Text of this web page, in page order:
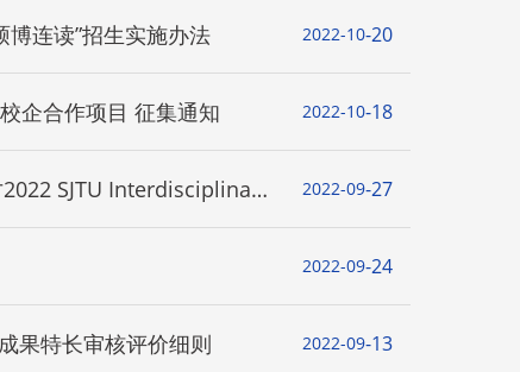
请-考核”制及“硕博连读”招生实施办法 20
2022-10
企合作项目 征集通知 18
2022-10
SJTU Interdisciplinary
27
2022-09
24
2022-09
果特长审核评价细则 13
2022-09